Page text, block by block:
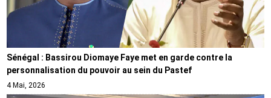
Sénégal : Bassirou Diomaye Faye met en garde contre la
personnalisation du pouvoir au sein du Pastef
4 Mai, 2026